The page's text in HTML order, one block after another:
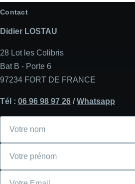
Contact
Didier LOSTAU
28 Lot les Colibris
Bat B - Porte 6
97234 FORT DE FRANCE
Tél : 06 96 98 97 26 /Whatsapp